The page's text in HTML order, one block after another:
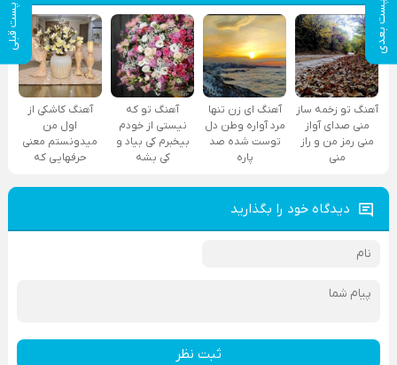
پست بعدی پست قبلی
آهنگ تو زخمه ساز
منی صدای آواز
منی رمز من و راز
منی
آهنگ ای زن تنها
مرد آواره وطن دل
توست شده صد
پاره
آهنگ تو که
نیستی از خودم
بیخبرم کی بیاد و
کی بشه
آهنگ کاشکی از
اول من
میدونستم معنی
حرفهایی که
دیدگاه خود را بگذارید
ثبت نظر